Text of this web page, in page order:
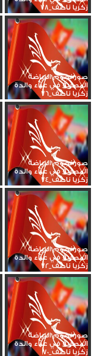
زكريا ناصف_78
صور نجوم الرياضة
المصرية في عزاء والدة
زكريا ناصف_76
صور نجوم الرياضة
المصرية في عزاء والدة
زكريا ناصف_74
صور نجوم الرياضة
المصرية في عزاء والدة
زكريا ناصف_72
صور نجوم الرياضة
المصرية في عزاء والدة
زكريا ناصف_70